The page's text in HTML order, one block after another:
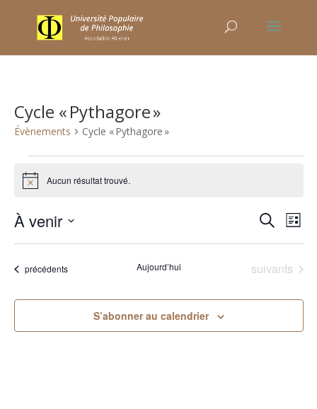
Cycle « Pythagore »
Évènements Cycle « Pythagore »
Évènements
Notice Aucun résultat trouvé.
et
de
Recherche
de
Liste
À venir
Sélectionnez
date.
Évènements
précédents Aujourd’hui Évènements
suivants
S’abonner au calendrier